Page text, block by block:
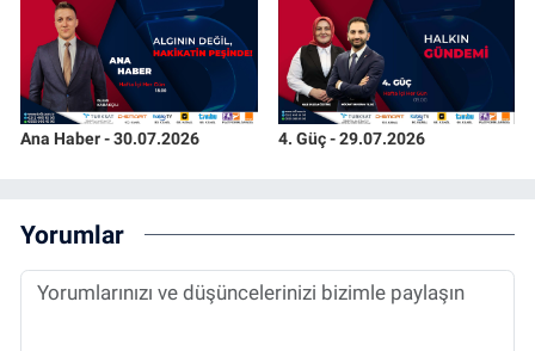
Ana Haber - 30.07.2026 4. Güç - 29.07.2026
Yorumlar